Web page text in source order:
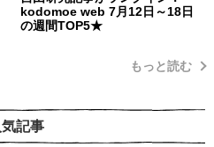
kodomoe web 7月12日～18日
の週間TOP5★
もっと読む
気記事